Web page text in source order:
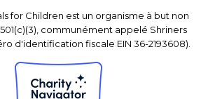
for Children est un organisme à but non
communément appelé Shriners
d'identification fiscale EIN 36-2193608).